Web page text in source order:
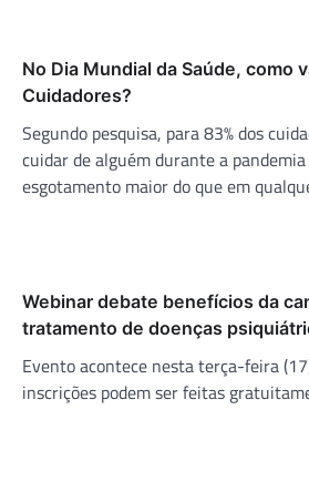
No Dia Mundial da Saúde, como
Cuidadores?
Segundo pesquisa, para 83% dos
cuidar de alguém durante a
esgotamento maior do que em
Webinar debate benefícios da
tratamento de doenças
Evento acontece nesta terça-feira
inscrições podem ser feitas